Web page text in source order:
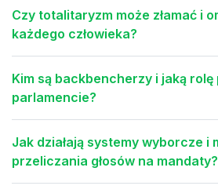
Czy totalitaryzm może złamać i
każdego człowieka?
Kim są backbencherzy i jaką rolę
parlamencie?
Jak działają systemy wyborcze i
przeliczania głosów na mandaty?